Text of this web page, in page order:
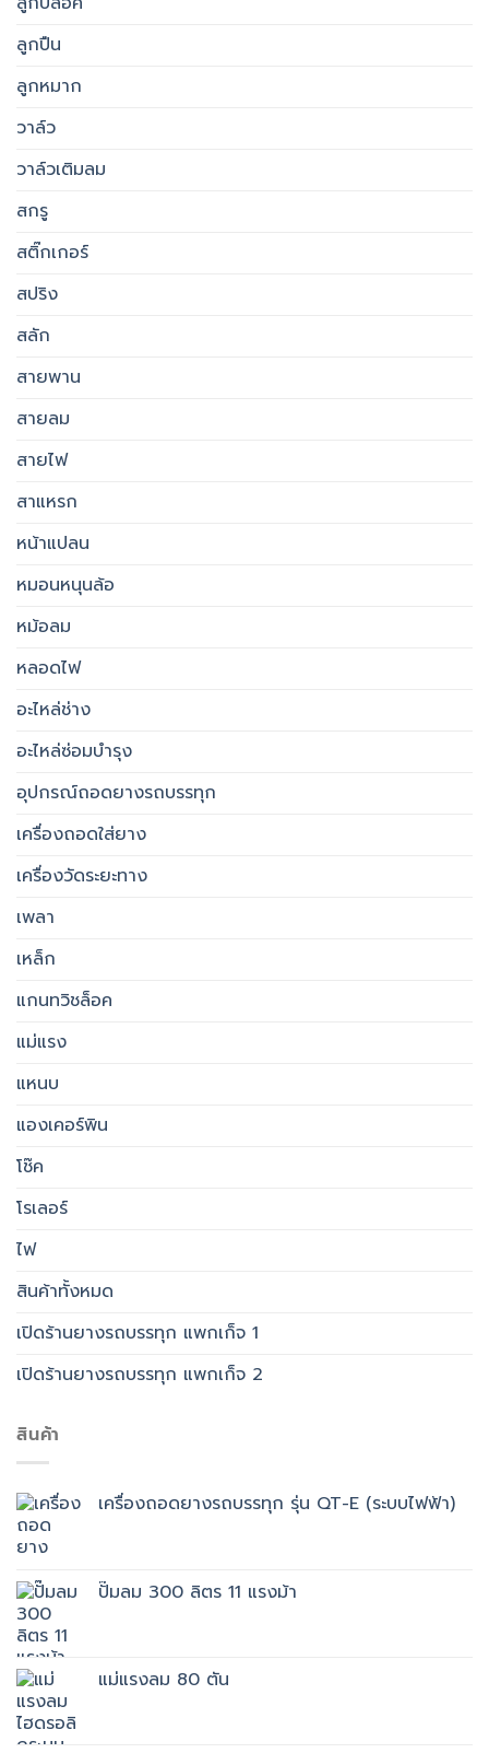
ลูกปืน
ลูกหมาก
วาล์ว
วาล์วเติมลม
สกรู
สติ๊กเกอร์
สปริง
สลัก
สายพาน
สายลม
สายไฟ
สาแหรก
หน้าแปลน
หมอนหนุนล้อ
หม้อลม
หลอดไฟ
อะไหล่ช่าง
อะไหล่ซ่อมบำรุง
อุปกรณ์ถอดยางรถบรรทุก
เครื่องถอดใส่ยาง
เครื่องวัดระยะทาง
เพลา
เหล็ก
แกนทวิชล็อค
แม่แรง
แหนบ
แองเคอร์พิน
โช๊ค
โรเลอร์
ไฟ
สินค้าทั้งหมด
เปิดร้านยางรถบรรทุก แพกเก็จ 1
เปิดร้านยางรถบรรทุก แพกเก็จ 2
สินค้า
เครื่องถอดยางรถบรรทุก รุ่น QT-E (ระบบไฟฟ้า)
ปั๊มลม 300 ลิตร 11 แรงม้า
แม่แรงลม 80 ตัน